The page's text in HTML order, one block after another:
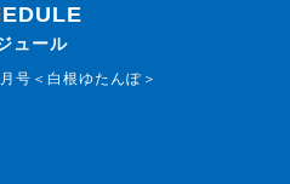
ュール
号＜白根ゆたんぽ＞